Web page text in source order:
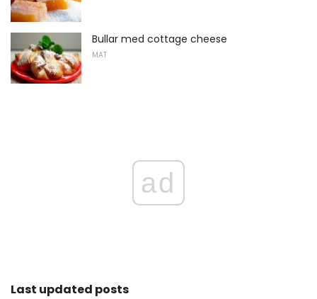
Bullar med cottage cheese
MAT
ad
Last updated posts